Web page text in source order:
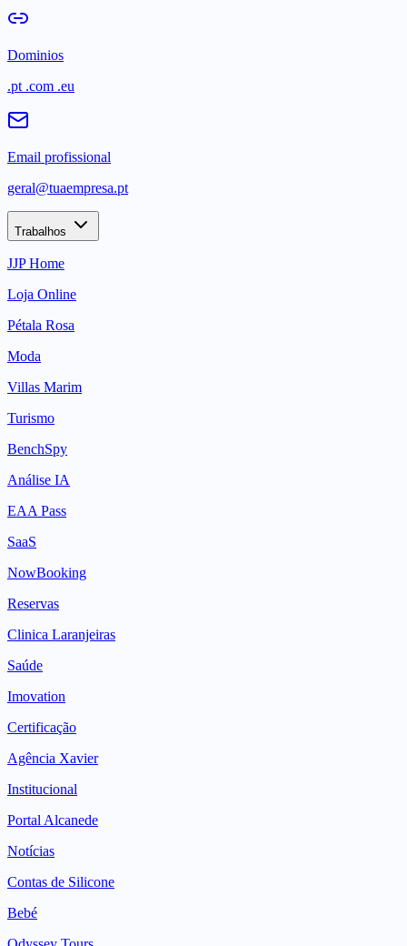
Dominios
.pt .com .eu
Email profissional
geral@tuaempresa.pt
Trabalhos
JJP Home
Loja Online
Pétala Rosa
Moda
Villas Marim
Turismo
BenchSpy
Análise IA
EAA Pass
SaaS
NowBooking
Reservas
Clinica Laranjeiras
Saúde
Imovation
Certificação
Agência Xavier
Institucional
Portal Alcanede
Notícias
Contas de Silicone
Bebé